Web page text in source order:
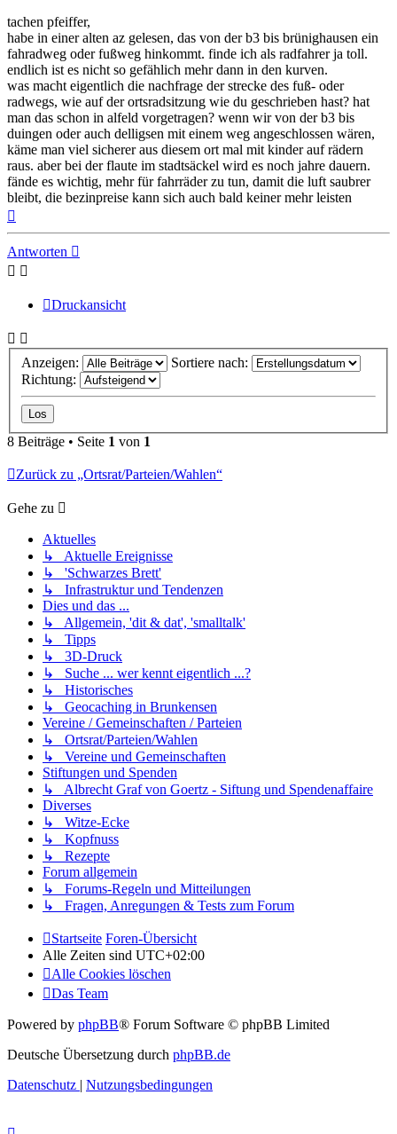
tachen pfeiffer,
habe in einer alten az gelesen, das von der b3 bis brünighausen ein
fahradweg oder fußweg hinkommt. finde ich als radfahrer ja toll.
endlich ist es nicht so gefählich mehr dann in den kurven.
was macht eigentlich die nachfrage der strecke des fuß- oder
radwegs, wie auf der ortsradsitzung wie du geschrieben hast? hat
man das schon in alfeld vorgetragen? wenn wir von der b3 bis
duingen oder auch delligsen mit einem weg angeschlossen wären,
käme man viel sicherer aus diesem ort mal mit kinder auf rädern
raus. aber bei der flaute im stadtsäckel wird es noch jahre dauern.
fände es wichtig, mehr für fahrräder zu tun, damit die luft saubrer
bleibt, die bezinpreise kann sich auch bald keiner mehr leisten
Antworten
Druckansicht
Anzeigen:
Sortiere nach:
Richtung:
8 Beiträge • Seite 1 von 1
Zurück zu „Ortsrat/Parteien/Wahlen“
Gehe zu
Aktuelles
↳ Aktuelle Ereignisse
↳ 'Schwarzes Brett'
↳ Infrastruktur und Tendenzen
Dies und das ...
↳ Allgemein, 'dit & dat', 'smalltalk'
↳ Tipps
↳ 3D-Druck
↳ Suche ... wer kennt eigentlich ...?
↳ Historisches
↳ Geocaching in Brunkensen
Vereine / Gemeinschaften / Parteien
↳ Ortsrat/Parteien/Wahlen
↳ Vereine und Gemeinschaften
Stiftungen und Spenden
↳ Albrecht Graf von Goertz - Siftung und Spendenaffaire
Diverses
↳ Witze-Ecke
↳ Kopfnuss
↳ Rezepte
Forum allgemein
↳ Forums-Regeln und Mitteilungen
↳ Fragen, Anregungen & Tests zum Forum
Startseite Foren-Übersicht
Alle Zeiten sind UTC+02:00
Alle Cookies löschen
Das Team
Powered by phpBB® Forum Software © phpBB Limited
Deutsche Übersetzung durch phpBB.de
Datenschutz | Nutzungsbedingungen